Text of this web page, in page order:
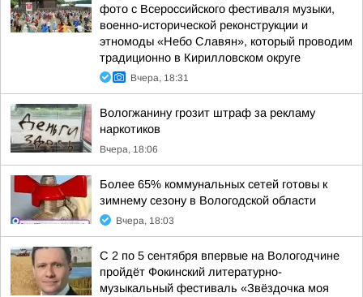
фото с Всероссийского фестиваля музыки,
военно-исторической реконструкции и
этномоды «Небо Славян», который проводим
традиционно в Кирилловском округе
Вчера, 18:31
Вологжанину грозит штраф за рекламу
наркотиков
Вчера, 18:06
Более 65% коммунальных сетей готовы к
зимнему сезону в Вологодской области
Вчера, 18:03
С 2 по 5 сентября впервые на Вологодчине
пройдёт Фокинский литературно-
музыкальный фестиваль «Звёздочка моя